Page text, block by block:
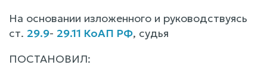
На основании изложенного и руководствуясь
ст. 29.9- 29.11 КоАП РФ, судья
ПОСТАНОВИЛ: